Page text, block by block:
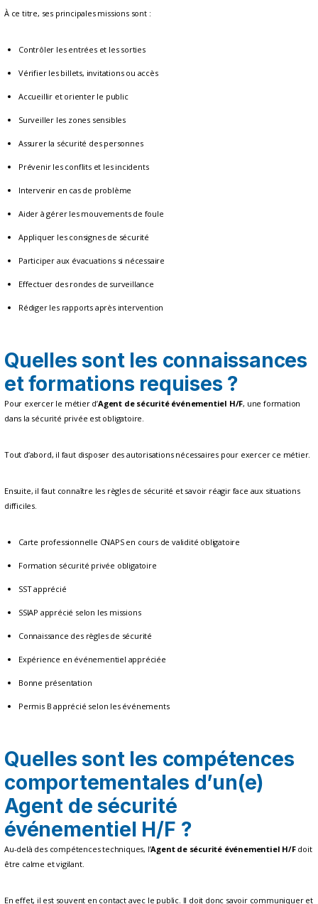
À ce titre, ses principales missions sont :
Contrôler les entrées et les sorties
Vérifier les billets, invitations ou accès
Accueillir et orienter le public
Surveiller les zones sensibles
Assurer la sécurité des personnes
Prévenir les conflits et les incidents
Intervenir en cas de problème
Aider à gérer les mouvements de foule
Appliquer les consignes de sécurité
Participer aux évacuations si nécessaire
Effectuer des rondes de surveillance
Rédiger les rapports après intervention
Quelles sont les connaissances
et formations requises ?
Pour exercer le métier d’Agent de sécurité événementiel H/F, une formation
dans la sécurité privée est obligatoire.
Tout d’abord, il faut disposer des autorisations nécessaires pour exercer ce métier.
Ensuite, il faut connaître les règles de sécurité et savoir réagir face aux situations
difficiles.
Carte professionnelle CNAPS en cours de validité obligatoire
Formation sécurité privée obligatoire
SST apprécié
SSIAP apprécié selon les missions
Connaissance des règles de sécurité
Expérience en événementiel appréciée
Bonne présentation
Permis B apprécié selon les événements
Quelles sont les compétences
comportementales d’un(e)
Agent de sécurité
événementiel H/F ?
Au-delà des compétences techniques, l’Agent de sécurité événementiel H/Fdoit
être calme et vigilant.
En effet, il est souvent en contact avec le public. Il doit donc savoir communiquer et